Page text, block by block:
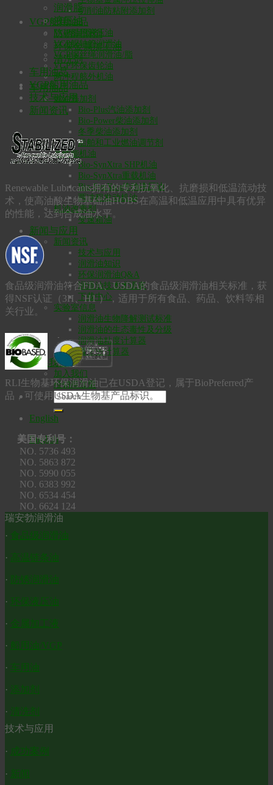
切削油防粘附添加剂
VGP船用油品
VGP船用液压油
VGP艉轴管润滑油
VGP钢丝绳润滑油/脂
VGP环保齿轮油
两冲程舷外机油
车用油品
燃油添加剂
Bio-Plus汽油添加剂
Bio-Power柴油添加剂
冬季柴油添加剂
船舶和工业燃油调节剂
高性能机油
Bio-SynXtra SHP机油
Bio-SynXtra重载机油
Bio-SynXtra传动液压油
两冲程发动机油
机油改善剂
变速箱油
新闻与应用
新闻资讯
技术与应用
润滑油知识
环保润滑油Q&A
润滑油技术术语表
下载中心
实验室信息
润滑油生物降解测试标准
润滑油的生态毒性及分级
润滑油粘度计算器
碳排放计算器
联系我们
加入我们
经销商加盟
English
English
润滑脂
液压油
防锈润滑剂
环保金属加工油
清洗剂
车用油品
VGP船用油品
技术与应用
新闻资讯
Renewable Lubricants拥有的专利抗氧化、抗磨损和低温流动技
术，使高油酸生物基础油HOBS在高温和低温应用中具有优异
的性能，达到合成油水平。
食品级润滑油符合FDA、USDA的食品级润滑油相关标准，获
得NSF认证（3H、H1 ），适用于所有食品、药品、饮料等相
关行业。
RLI生物基环保润滑油已在USDA登记，属于BioPreferred产
品，可使用USDA生物基产品标识。
美国专利号：
NO. 5736 493
NO. 5863 872
NO. 5990 055
NO. 6383 992
NO. 6534 454
NO. 6624 124
瑞安勃润滑油
· 食品级润滑油
· 高温链条油
· 防锈润滑油
· 环保液压油
· 金属加工液
· 船用油/VGP
· 车用油
· 添加剂
· 清洗剂
技术与应用
· 成功案例
· 新闻